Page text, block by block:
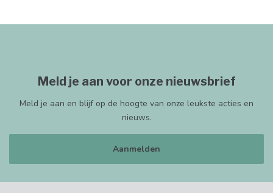
Meld je aan voor onze nieuwsbrief
Meld je aan en blijf op de hoogte van onze leukste acties en
nieuws.
Aanmelden